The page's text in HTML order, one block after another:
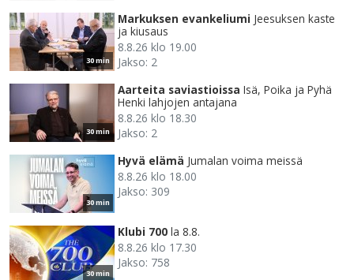
30 min
Markuksen evankeliumi Jeesuksen kaste
ja kiusaus
8.8.26 klo 19.00
Jakso: 2
30 min
Aarteita saviastioissa Isä, Poika ja Pyhä
Henki lahjojen antajana
8.8.26 klo 18.30
Jakso: 2
30 min
Hyvä elämä Jumalan voima meissä
8.8.26 klo 18.00
Jakso: 309
30 min
Klubi 700 la 8.8.
8.8.26 klo 17.30
Jakso: 758